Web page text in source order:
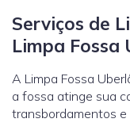
Serviços de
Limpa Fossa
A Limpa Fossa
a fossa atinge sua
transbordamentos e